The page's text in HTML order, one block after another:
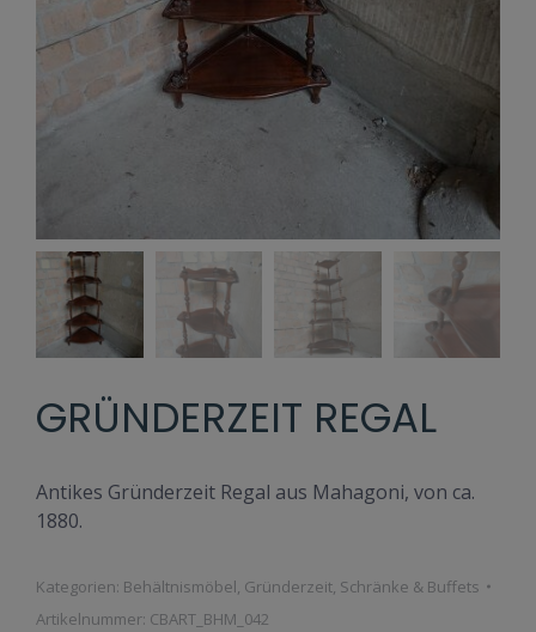
GRÜNDERZEIT REGAL
Antikes Gründerzeit Regal aus Mahagoni, von ca.
1880.
Kategorien: Behältnismöbel, Gründerzeit, Schränke & Buffets
Artikelnummer: CBART_BHM_042